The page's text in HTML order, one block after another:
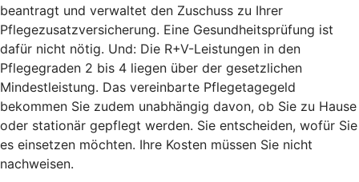
beantragt und verwaltet den Zuschuss zu Ihrer
Pflegezusatzversicherung. Eine Gesundheitsprüfung ist
dafür nicht nötig. Und: Die R+V-Leistungen in den
Pflegegraden 2 bis 4 liegen über der gesetzlichen
Mindestleistung. Das vereinbarte Pflegetagegeld
bekommen Sie zudem unabhängig davon, ob Sie zu Hause
oder stationär gepflegt werden. Sie entscheiden, wofür Sie
es einsetzen möchten. Ihre Kosten müssen Sie nicht
nachweisen.